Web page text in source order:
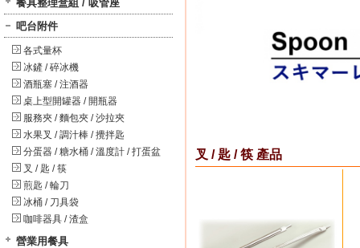
餐具整理盒組 / 吸管座
吧台附件
各式量杯
冰鏟 / 碎冰機
酒瓶塞 / 注酒器
桌上型開罐器 / 開瓶器
服務夾 / 麵包夾 / 沙拉夾
水果叉 / 調汁棒 / 攪拌匙
分蛋器 / 糖水桶 / 溫度計 / 打蛋盆
叉 / 匙 / 筷
煎匙 / 輪刀
冰桶 / 刀具袋
咖啡器具 / 渣盒
營業用餐具
叉 / 匙 / 筷 產品